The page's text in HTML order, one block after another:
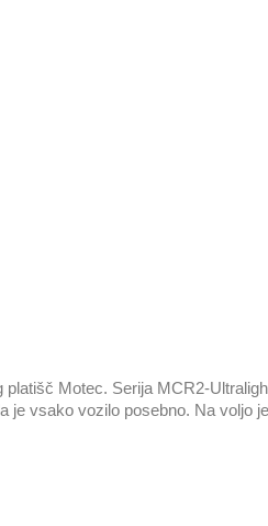
Motec. Serija MCR2-
vsako vozilo posebno. Na voljo